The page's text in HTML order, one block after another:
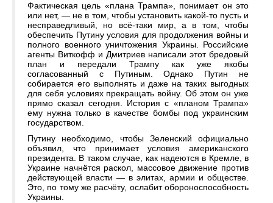
Фактическая цель «плана Трампа», понимает он это
или нет, — не в том, чтобы установить какой-то пусть и
несправедливый, но всё-таки мир, а в том, чтобы
обеспечить Путину условия для продолжения войны и
полного военного уничтожения Украины. Российские
агенты Виткофф и Дмитриев написали этот бредовый
план и передали Трампу как уже якобы
согласованный с Путиным. Однако Путин не
собирается его выполнять и даже на таких выгодных
для себя условиях прекращать войну. Об этом он уже
прямо сказал сегодня. История с «планом Трампа»
ему нужна только в качестве бомбы под украинским
государством.
Путину необходимо, чтобы Зеленский официально
объявил, что принимает условия американского
президента. В таком случае, как надеются в Кремле, в
Украине начнётся раскол, массовое движение против
действующей власти — в элитах, армии и обществе.
Это, по тому же расчёту, ослабит обороноспособность
Украины.